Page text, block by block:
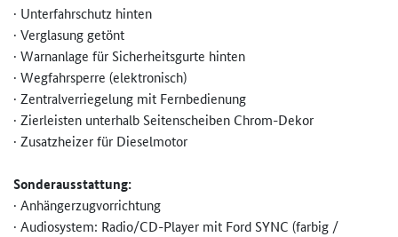
· Unterfahrschutz hinten
· Verglasung getönt
· Warnanlage für Sicherheitsgurte hinten
· Wegfahrsperre (elektronisch)
· Zentralverriegelung mit Fernbedienung
· Zierleisten unterhalb Seitenscheiben Chrom-Dekor
· Zusatzheizer für Dieselmotor
Sonderausstattung:
· Anhängerzugvorrichtung
· Audiosystem: Radio/CD-Player mit Ford SYNC (farbig /